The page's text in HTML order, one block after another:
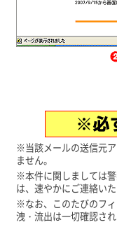
※当該メールの送信元
ません。
※本件に関しましては
は、速やかにご連絡い
※なお、このたびのフ
洩・流出は一切確認さ